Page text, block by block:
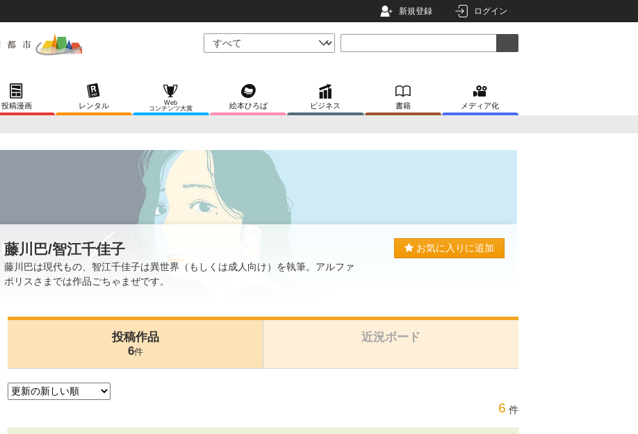
新規登録 ログイン
投稿漫画 レンタル
Web
コンテンツ大賞
絵本ひろば ビジネス 書籍 メディア化
藤川巴/智江千佳子
藤川巴は現代もの、智江千佳子は異世界（もしくは成人向け）を執筆。アルファ
ポリスさまでは作品ごちゃまぜです。
お気に入りに追加
投稿作品
6件
近況ボード
6 件